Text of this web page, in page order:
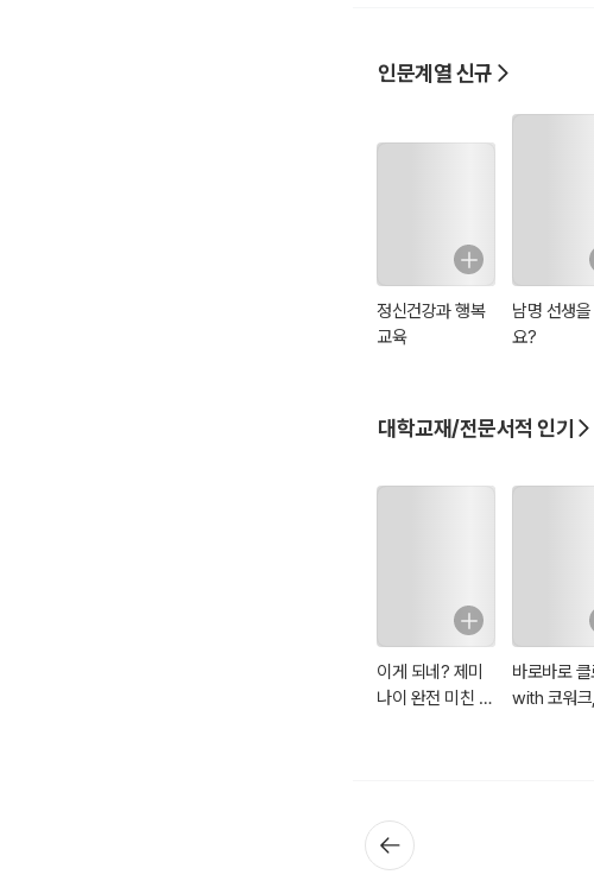
인문계열 신규
정신건강과 행복
교육
남명 선생을
요?
대학교재/전문서적 인기
이게 되네? 제미
나이 완전 미친 활
바로바로
with 코워크